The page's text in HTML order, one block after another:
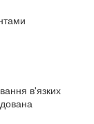
в'язких